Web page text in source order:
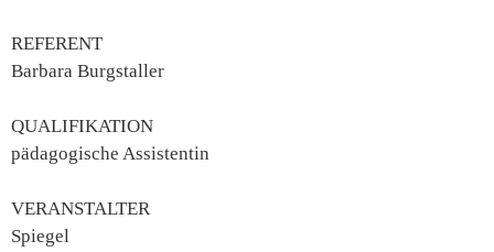
REFERENT
Barbara Burgstaller
QUALIFIKATION
pädagogische Assistentin
VERANSTALTER
Spiegel